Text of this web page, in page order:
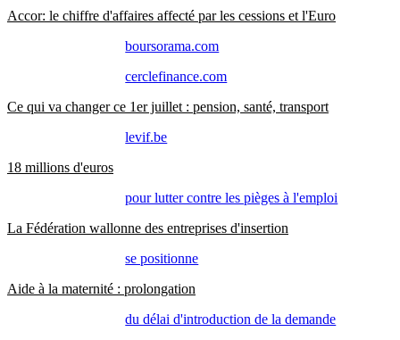
Accor: le chiffre d'affaires affecté par les cessions et l'Euro
boursorama.com
cerclefinance.com
Ce qui va changer ce 1er juillet : pension, santé, transport
levif.be
18 millions d'euros
pour lutter contre les pièges à l'emploi
La Fédération wallonne des entreprises d'insertion
se positionne
Aide à la maternité : prolongation
du délai d'introduction de la demande